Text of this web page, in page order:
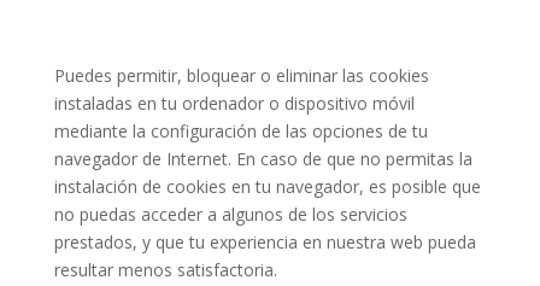
Puedes permitir, bloquear o eliminar las cookies
instaladas en tu ordenador o dispositivo móvil
mediante la configuración de las opciones de tu
navegador de Internet. En caso de que no permitas la
instalación de cookies en tu navegador, es posible que
no puedas acceder a algunos de los servicios
prestados, y que tu experiencia en nuestra web pueda
resultar menos satisfactoria.